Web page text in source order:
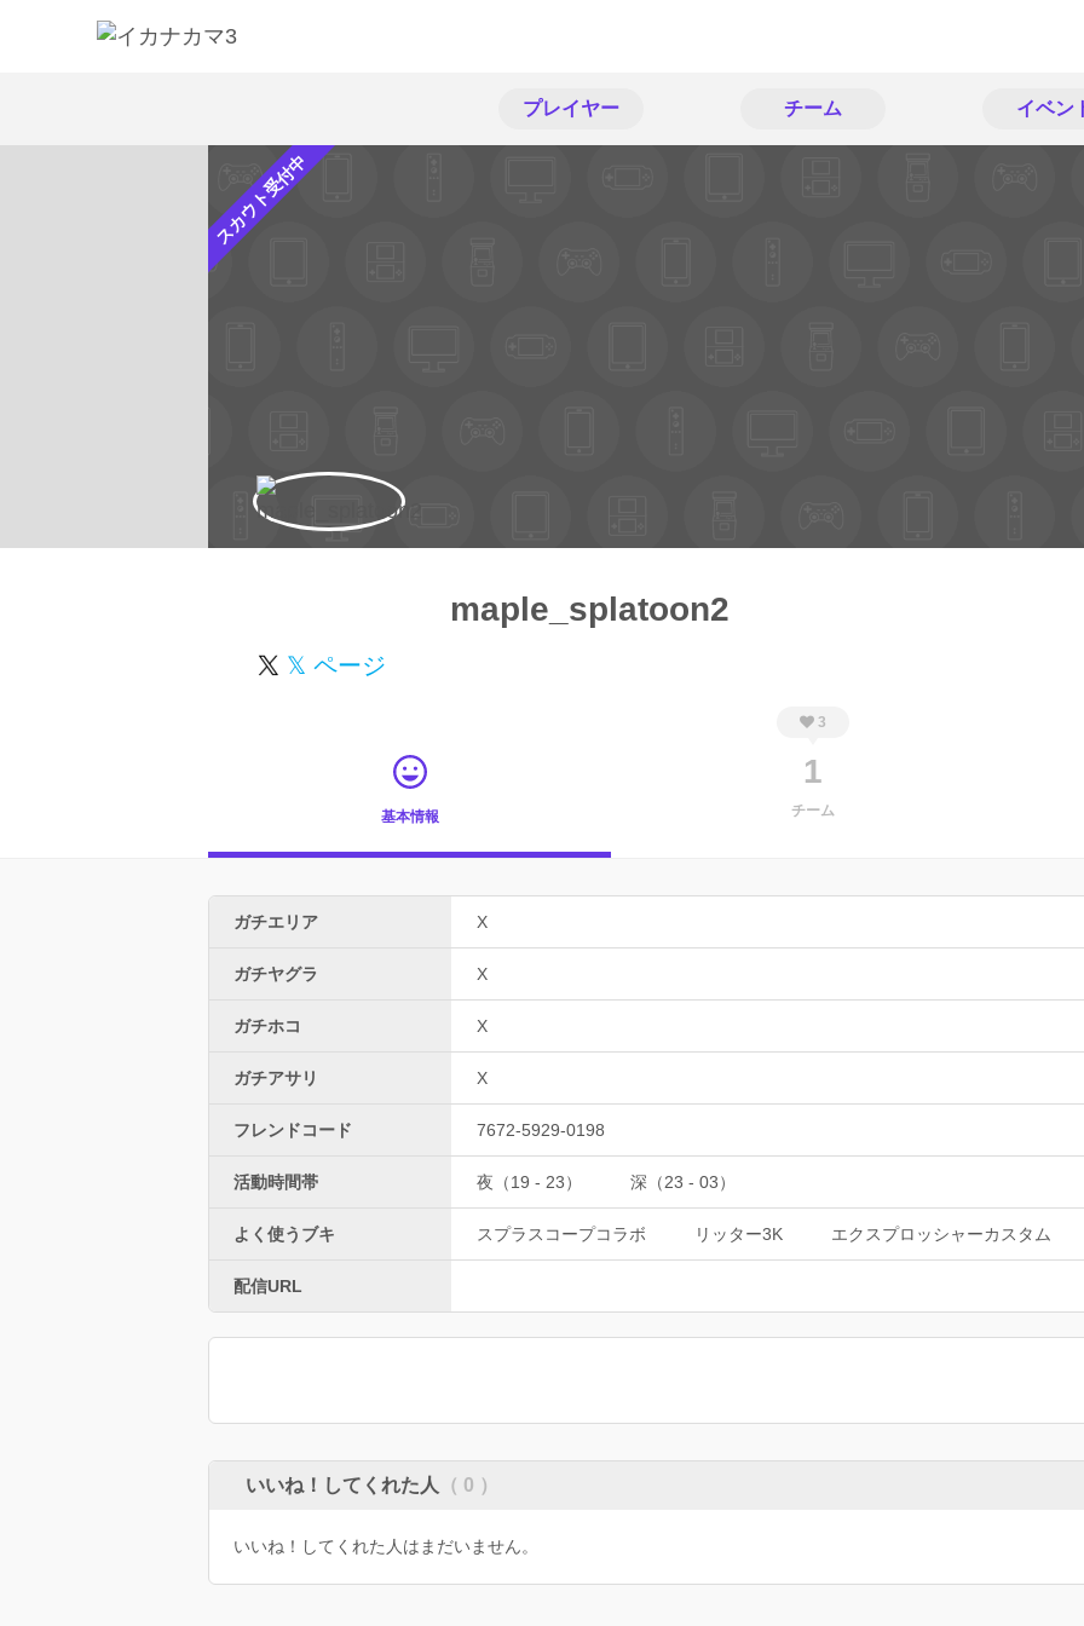
プレイヤー チーム イベン
スカウト受付中
maple_splatoon2
𝕏 ページ
基本情報
3
1
チーム
ガチエリア X
ガチヤグラ X
ガチホコ X
ガチアサリ X
フレンドコード 7672-5929-0198
活動時間帯 夜（19 - 23） 深（23 - 03）
よく使うブキ スプラスコープコラボ リッター3K エクスプロッシャーカスタム
配信URL
いいね！してくれた人 （ 0 ）
いいね！してくれた人はまだいません。